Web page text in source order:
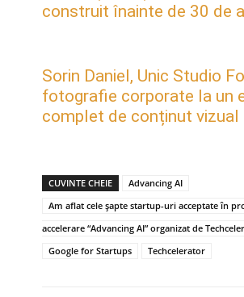
construit înainte de 30 de
Sorin Daniel, Unic Studio
fotografie corporate la un
complet de conținut vizual
CUVINTE CHEIE
Advancing AI
Am aflat cele șapte startup-uri acceptate în
accelerare “Advancing AI” organizat de
Google for Startups
Techcelerator